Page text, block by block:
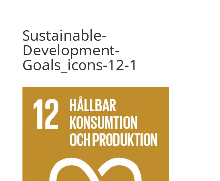
Sustainable-
Development-
Goals_icons-12-1